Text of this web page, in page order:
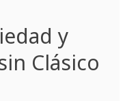
y
Clásico